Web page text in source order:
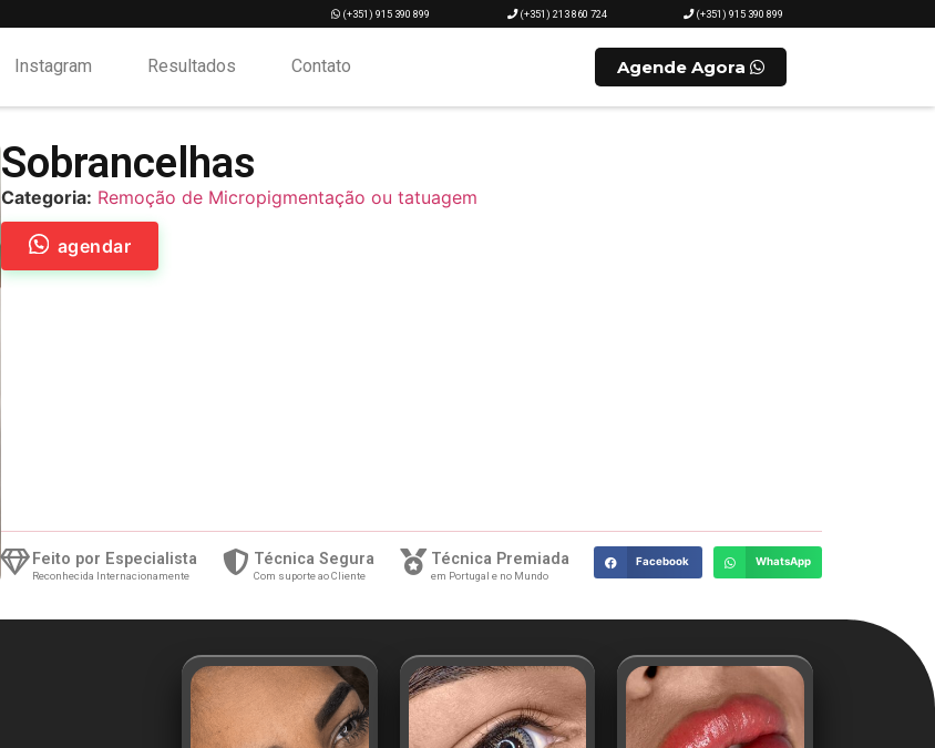
­ (+351) 915 390 899 (+351) 213 860 724 (+351) 915 390 899
Instagram Resultados Contato Agende Agora
Sobrancelhas
Categoria: Remoção de Micropigmentação ou tatuagem
agendar
Feito por Especialista
Reconhecida Internacionamente
Técnica Segura
Com suporte ao Cliente
Técnica Premiada
em Portugal e no Mundo
Facebook WhatsApp